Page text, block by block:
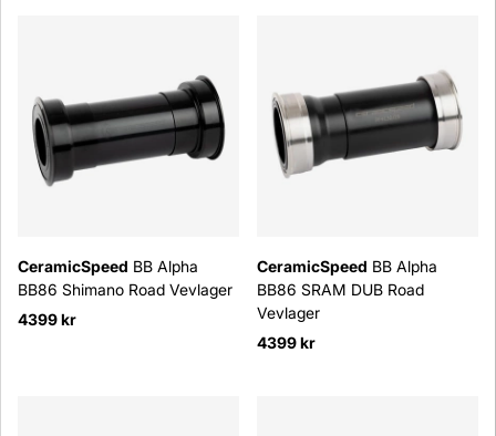
CeramicSpeed BB Alpha
BB86 Shimano Road Vevlager
4399 kr
CeramicSpeed BB Alpha
BB86 SRAM DUB Road
Vevlager
4399 kr